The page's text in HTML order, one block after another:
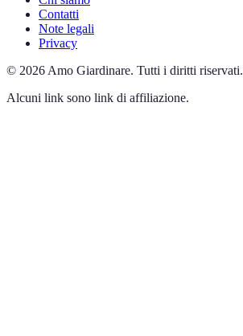
Contatti
Note legali
Privacy
© 2026 Amo Giardinare. Tutti i diritti riservati.
Alcuni link sono link di affiliazione.